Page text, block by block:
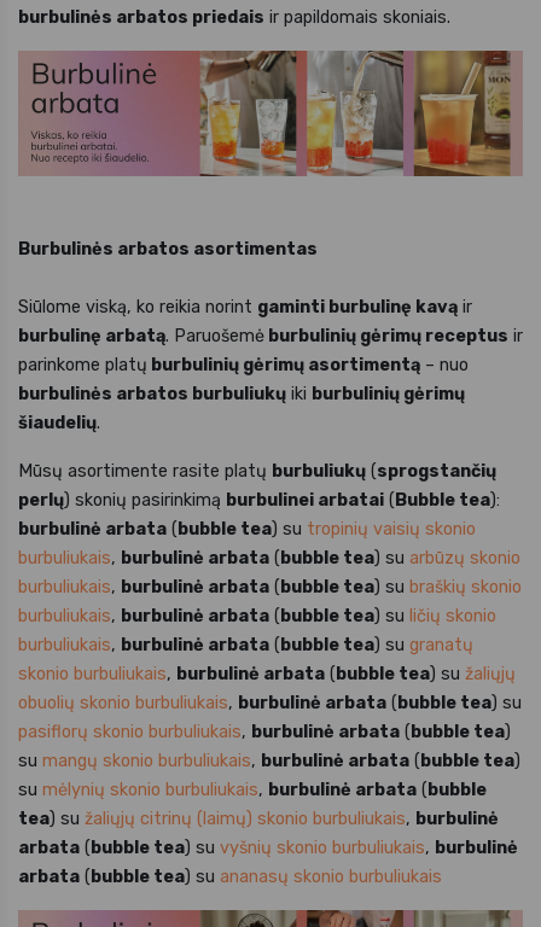
burbulinės arbatos priedais ir papildomais skoniais.
Burbulinės arbatos asortimentas
Siūlome viską, ko reikia norint gaminti burbulinę kavą ir
burbulinę arbatą. Paruošemė burbulinių gėrimų receptus ir
parinkome platų burbulinių gėrimų asortimentą – nuo
burbulinės arbatos burbuliukų iki burbulinių gėrimų
šiaudelių.
Mūsų asortimente rasite platų burbuliukų (sprogstančių
perlų) skonių pasirinkimą burbulinei arbatai ( Bubble tea):
burbulinė arbata ( bubble tea) su tropinių vaisių skonio
burbuliukais, burbulinė arbata ( bubble tea) su arbūzų skonio
burbuliukais, burbulinė arbata ( bubble tea) su braškių skonio
burbuliukais, burbulinė arbata ( bubble tea) su ličių skonio
burbuliukais, burbulinė arbata ( bubble tea) su granatų
skonio burbuliukais, burbulinė arbata ( bubble tea) su žaliųjų
obuolių skonio burbuliukais, burbulinė arbata ( bubble tea) su
pasiflorų skonio burbuliukais, burbulinė arbata ( bubble tea)
su mangų skonio burbuliukais, burbulinė arbata ( bubble tea)
su mėlynių skonio burbuliukais, burbulinė arbata ( bubble
tea) su žaliųjų citrinų (laimų) skonio burbuliukais, burbulinė
arbata ( bubble tea) su vyšnių skonio burbuliukais, burbulinė
arbata ( bubble tea) su ananasų skonio burbuliukais